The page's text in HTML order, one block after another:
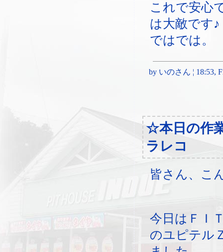
これで安心
は大敵です♪
ではでは。
by いのさん ¦ 18:53,
☆本日の作
ラレコ
皆さん、こ
今日はＦＩ
のユピテル